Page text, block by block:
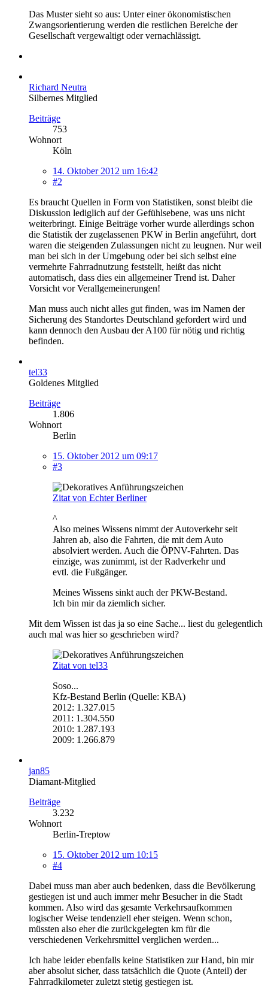
Das Muster sieht so aus: Unter einer ökonomistischen
Zwangsorientierung werden die restlichen Bereiche der
Gesellschaft vergewaltigt oder vernachlässigt.
Richard Neutra
Silbernes Mitglied
Beiträge
753
Wohnort
Köln
14. Oktober 2012 um 16:42
#2
Es braucht Quellen in Form von Statistiken, sonst bleibt die
Diskussion lediglich auf der Gefühlsebene, was uns nicht
weiterbringt. Einige Beiträge vorher wurde allerdings schon
die Statistik der zugelassenen PKW in Berlin angeführt, dort
waren die steigenden Zulassungen nicht zu leugnen. Nur weil
man bei sich in der Umgebung oder bei sich selbst eine
vermehrte Fahrradnutzung feststellt, heißt das nicht
automatisch, dass dies ein allgemeiner Trend ist. Daher
Vorsicht vor Verallgemeinerungen!
Man muss auch nicht alles gut finden, was im Namen der
Sicherung des Standortes Deutschland gefordert wird und
kann dennoch den Ausbau der A100 für nötig und richtig
befinden.
tel33
Goldenes Mitglied
Beiträge
1.806
Wohnort
Berlin
15. Oktober 2012 um 09:17
#3
Zitat von Echter Berliner
^
Also meines Wissens nimmt der Autoverkehr seit
Jahren ab, also die Fahrten, die mit dem Auto
absolviert werden. Auch die ÖPNV-Fahrten. Das
einzige, was zunimmt, ist der Radverkehr und
evtl. die Fußgänger.
Meines Wissens sinkt auch der PKW-Bestand.
Ich bin mir da ziemlich sicher.
Mit dem Wissen ist das ja so eine Sache... liest du gelegentlich
auch mal was hier so geschrieben wird?
Zitat von tel33
Soso...
Kfz-Bestand Berlin (Quelle: KBA)
2012: 1.327.015
2011: 1.304.550
2010: 1.287.193
2009: 1.266.879
jan85
Diamant-Mitglied
Beiträge
3.232
Wohnort
Berlin-Treptow
15. Oktober 2012 um 10:15
#4
Dabei muss man aber auch bedenken, dass die Bevölkerung
gestiegen ist und auch immer mehr Besucher in die Stadt
kommen. Also wird das gesamte Verkehrsaufkommen
logischer Weise tendenziell eher steigen. Wenn schon,
müssten also eher die zurückgelegten km für die
verschiedenen Verkehrsmittel verglichen werden...
Ich habe leider ebenfalls keine Statistiken zur Hand, bin mir
aber absolut sicher, dass tatsächlich die Quote (Anteil) der
Fahrradkilometer zuletzt stetig gestiegen ist.